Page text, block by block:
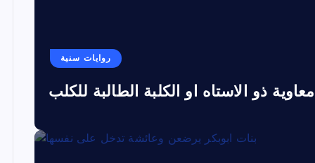
روايات سنية
معاوية ذو الاستاه او الكلبة الطالبة للكلب